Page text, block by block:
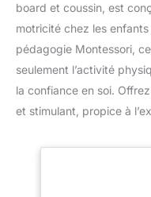
board et coussin, est
motricité chez les
pédagogie Montessori,
seulement l’activité
la confiance en soi.
et stimulant, propice à